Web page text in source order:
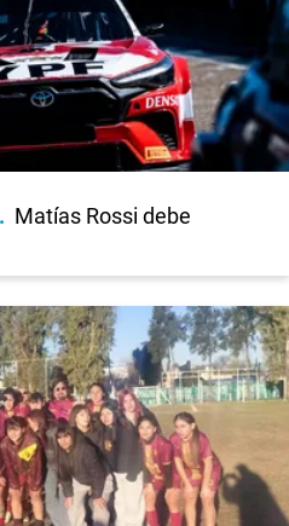
Matías Rossi debe